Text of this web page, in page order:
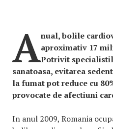
Anual, bolile
aproximativ 17
Potrivit
sanatoasa, evitarea
la fumat pot reduce cu
provocate de afectiuni
In anul 2009, Romania